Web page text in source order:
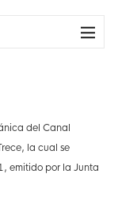
del Canal
la cual se
emitido por la Junta